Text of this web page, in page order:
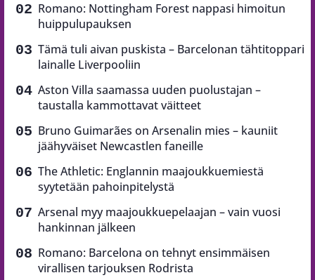
Romano: Nottingham Forest nappasi himoitun
huippulupauksen
Tämä tuli aivan puskista – Barcelonan tähtitoppari
lainalle Liverpooliin
Aston Villa saamassa uuden puolustajan –
taustalla kammottavat väitteet
Bruno Guimarães on Arsenalin mies – kauniit
jäähyväiset Newcastlen faneille
The Athletic: Englannin maajoukkuemiestä
syytetään pahoinpitelystä
Arsenal myy maajoukkuepelaajan – vain vuosi
hankinnan jälkeen
Romano: Barcelona on tehnyt ensimmäisen
virallisen tarjouksen Rodrista